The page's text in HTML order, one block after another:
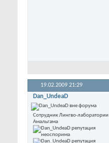
19.02.2009 21:29
Dan_UndeaD
Сотрудник Лингво-лаборатории
Амальгама